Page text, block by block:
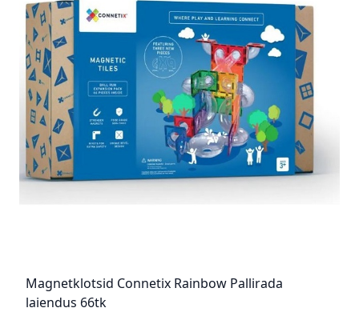
Magnetklotsid Connetix Rainbow Pallirada
laiendus 66tk